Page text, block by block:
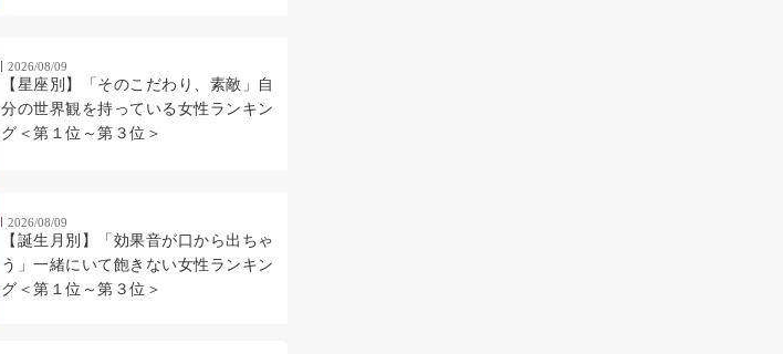
2026/08/09
【星座別】「そのこだわり、素敵」自
分の世界観を持っている女性ランキン
グ＜第１位～第３位＞
2026/08/09
【誕生月別】「効果音が口から出ちゃ
う」一緒にいて飽きない女性ランキン
グ＜第１位～第３位＞